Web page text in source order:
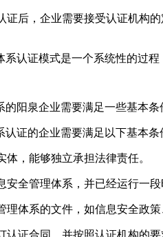
证后，企业需要接受认证机构
系认证模式是一个系统性的过
的阳泉企业需要满足一些基本条
认证的企业需要满足以下基本条
，能够独立承担法律责任。
安全管理体系，并已经运行一
理体系的文件，如信息安全政策